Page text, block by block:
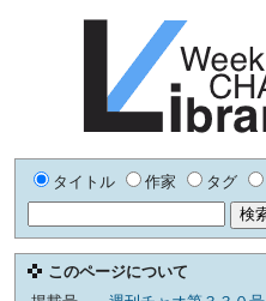
タイトル 作家 タグ
このページについて